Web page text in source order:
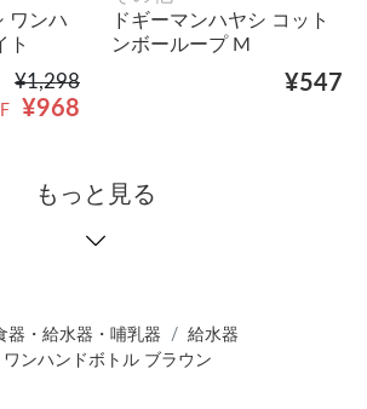
ワンハ
ト
¥1,298
¥968
ドギーマンハヤシ コット
ンボーループ M
¥547
もっと見る
器・給水器・哺乳器
給水器
ワンハンドボトル ブラウン